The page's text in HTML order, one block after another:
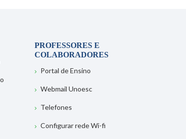
PROFESSORES E
COLABORADORES
Portal de Ensino
Webmail Unoesc
Telefones
Configurar rede Wi-fi